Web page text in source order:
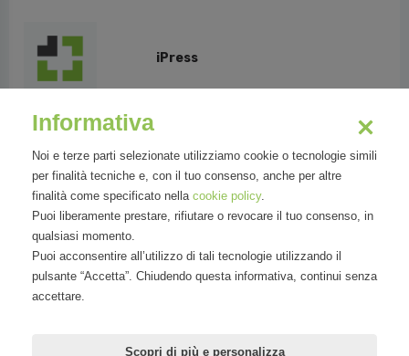
iPress
Informativa
Noi e terze parti selezionate utilizziamo cookie o tecnologie simili
per finalità tecniche e, con il tuo consenso, anche per altre
finalità come specificato nella cookie policy.
Puoi liberamente prestare, rifiutare o revocare il tuo consenso, in
qualsiasi momento.
Puoi acconsentire all’utilizzo di tali tecnologie utilizzando il
pulsante “Accetta”. Chiudendo questa informativa, continui senza
accettare.
Scopri di più e personalizza